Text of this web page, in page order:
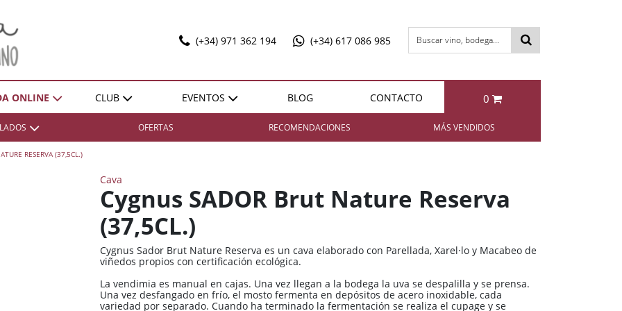
(+34) 971 362 194 (+34) 617 086 985 Buscar vino, bodega...
ONLINE
ZONA
España / Castilla-La
Mancha
España / Catalunya
España / Comunidad
España / Extremadura
85,95 €
Chardonnay 2024
11,35 €
ZONA
España / Castilla-La
Mancha
España / Catalunya
España / Comunidad
España / Extremadura
49,95 €
Barbera
49,95 €
OFERTAS RECOMENDACIONES MÁS VENDIDOS
CLUB
ACTIVIDADES
HAZTE SOCIO
EVENTOS
EXPO POL MARBAN
BLOG CONTACTO
0
Total:
0,00 €
RESERVA (37,5CL.)
Cava
Cygnus SADOR Brut Nature Reserva
(37,5CL.)
Cygnus Sador Brut Nature Reserva es un cava elaborado con Parellada, Xarel·lo y Macabeo de
viñedos propios con certificación ecológica.
La vendimia es manual en cajas. Una vez llegan a la bodega la uva se despalilla y se prensa.
Una vez desfangado en frío, el mosto fermenta en depósitos de acero inoxidable, cada
variedad por separado. Cuando ha terminado la fermentación se realiza el cupage y se